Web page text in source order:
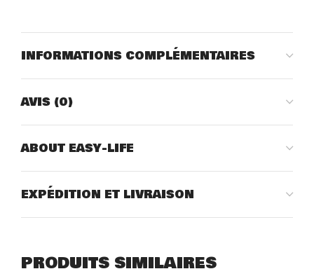
INFORMATIONS COMPLÉMENTAIRES
AVIS (0)
ABOUT EASY-LIFE
EXPÉDITION ET LIVRAISON
PRODUITS SIMILAIRES